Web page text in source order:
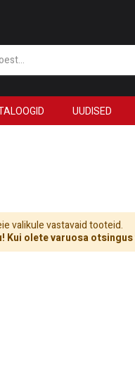
UUDISED
valikule vastavaid tooteid.
Kui olete varuosa